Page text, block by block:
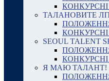
ТАЛАНОВИТЕ
SEOUL TALENT
Я МАЮ ТАЛАНТ!